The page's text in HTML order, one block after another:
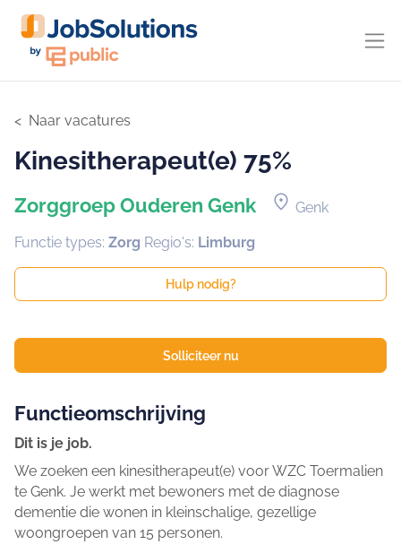
Naar vacatures
Kinesitherapeut(e) 75%
Zorggroep Ouderen Genk location_on Genk
Functie types: Zorg Regio's: Limburg
Hulp nodig?
Solliciteer nu
Functieomschrijving
Dit is je job.
We zoeken een kinesitherapeut(e) voor WZC Toermalien
te Genk. Je werkt met bewoners met de diagnose
dementie die wonen in kleinschalige, gezellige
woongroepen van 15 personen.